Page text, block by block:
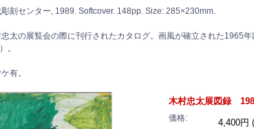
刻センター, 1989. Softcover. 148pp. Size: 285×230mm.
太の展覧会の際に刊行されたカタログ。画風が確立された1965
。
有。
木村忠太展図録
価格: 4,400円